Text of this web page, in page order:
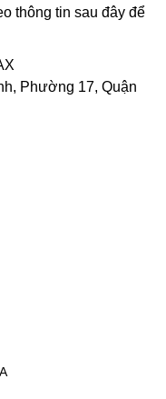
thông tin sau đây để
Phường 17, Quận